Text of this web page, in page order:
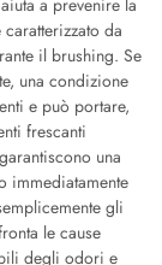
a prevenire la
da
il brushing. Se
una condizione
e può portare,
frescanti
una
immediatamente
gli
le cause
degli odori e